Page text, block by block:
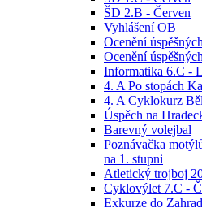
ŠD 2.B - Červen
Vyhlášení OB
Ocenění
Ocenění
Informatika 6.C -
4. A Po stopách
4. A Cyklokurz
Úspěch na
Barevný volejbal
Poznávačka
na 1. stupni
Atletický trojboj
Cyklovýlet 7.C -
Exkurze do